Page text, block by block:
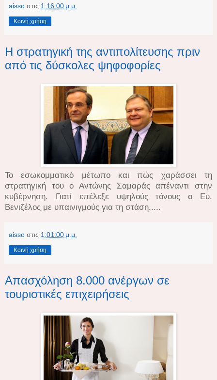
aisso στις 1:16:00 μ.μ.
Κοινή χρήση
Η στρατηγική της αντιπολίτευσης πριν
από τις δύσκολες ψηφοφορίες
Το εσωκομματικό μέτωπο και πώς χαράσσει τη
στρατηγική του ο Αντώνης Σαμαράς απέναντι στην
κυβέρνηση. Γιατί επέλεξε υψηλούς τόνους ο Ευ.
Βενιζέλος με υπαινιγμούς για τη στάση.....
aisso στις 1:01:00 μ.μ.
Κοινή χρήση
Απασχόληση 8.000 ανέργων σε
τουριστικές επιχειρήσεις